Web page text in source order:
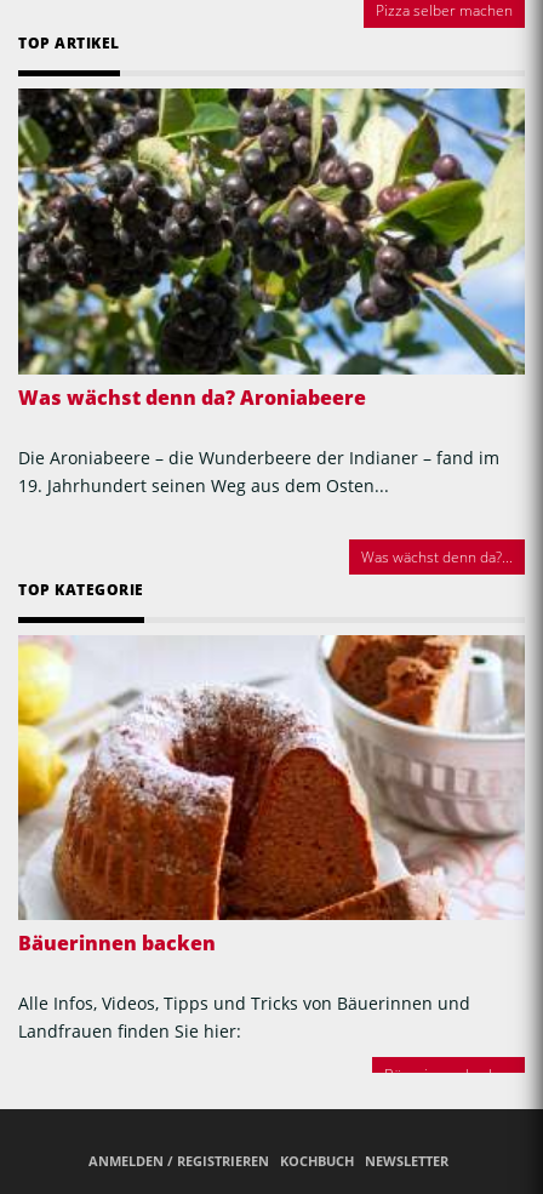
Pizza selber machen
TOP ARTIKEL
Was wächst denn da? Aroniabeere
Die Aroniabeere – die Wunderbeere der Indianer – fand im
19. Jahrhundert seinen Weg aus dem Osten...
Was wächst denn da?...
TOP KATEGORIE
Bäuerinnen backen
Alle Infos, Videos, Tipps und Tricks von Bäuerinnen und
Landfrauen finden Sie hier:
Bäuerinnen backen
ANMELDEN / REGISTRIEREN KOCHBUCH NEWSLETTER